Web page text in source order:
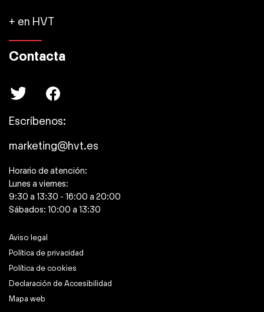
+ en HVT
Contacta
Escríbenos:
marketing@hvt.es
Horario de atención:
Lunes a viernes:
9:30 a 13:30 - 16:00 a 20:00
Sábados: 10:00 a 13:30
Aviso legal
Política de privacidad
Política de cookies
Declaración de Accesibilidad
Mapa web